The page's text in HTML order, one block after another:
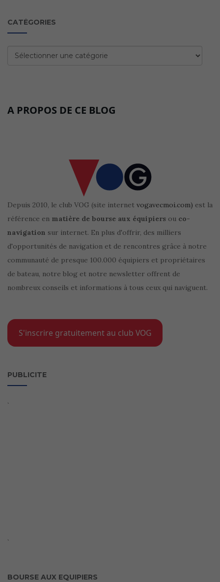
CATÉGORIES
Catégories
A PROPOS DE CE BLOG
Depuis 2010, le club VOG (site internet vogavecmoi.com) est la
référence en matière de bourse aux équipiers ou co-
navigation sur internet. En plus d'offrir, des milliers
d'opportunités de navigation et de rencontres grâce à notre
communauté de presque 100.000 équipiers et propriétaires
de bateau, notre blog et notre newsletter offrent de
nombreux conseils et informations à tous ceux qui naviguent.
S'inscrire gratuitement au club VOG
PUBLICITE
`
`
BOURSE AUX EQUIPIERS